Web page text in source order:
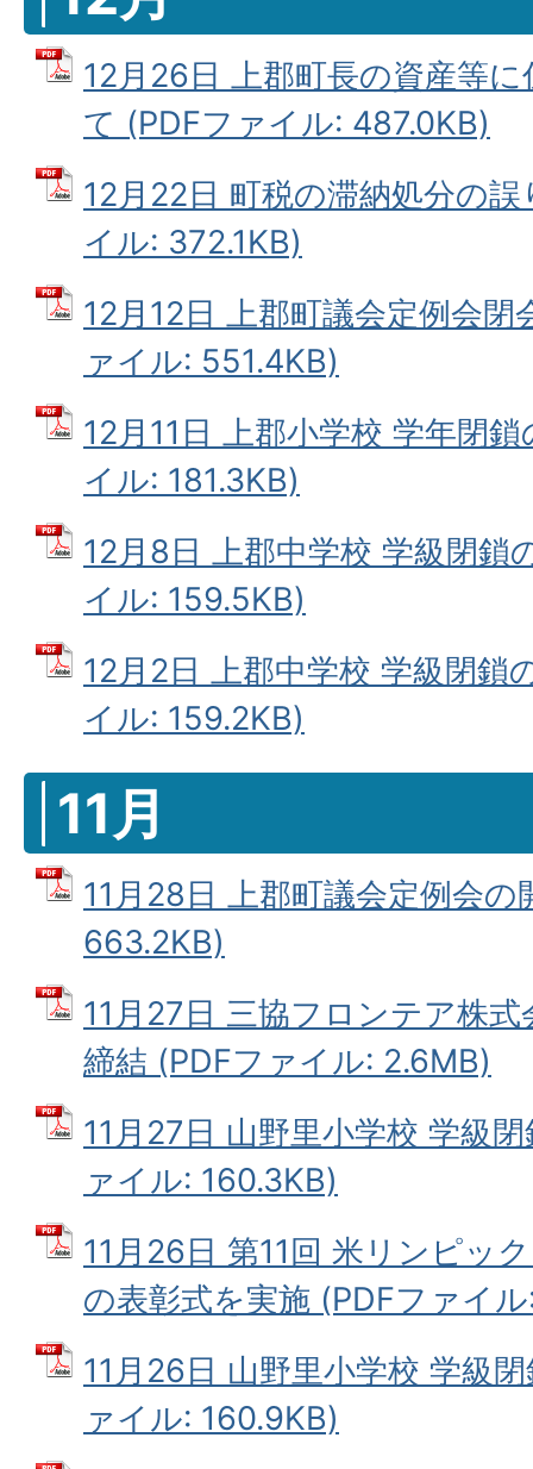
12月26日 上郡町長の資産等
て (PDFファイル: 487.0KB)
12月22日 町税の滞納処分の
イル: 372.1KB)
12月12日 上郡町議会定例会
ァイル: 551.4KB)
12月11日 上郡小学校 学年閉
イル: 181.3KB)
12月8日 上郡中学校 学級閉鎖
イル: 159.5KB)
12月2日 上郡中学校 学級閉鎖
イル: 159.2KB)
11月
11月28日 上郡町議会定例会
663.2KB)
11月27日 三協フロンテア株
締結 (PDFファイル: 2.6MB)
11月27日 山野里小学校 学級
ァイル: 160.3KB)
11月26日 第11回 米リンピッ
の表彰式を実施 (PDFファイ
11月26日 山野里小学校 学級
ァイル: 160.9KB)